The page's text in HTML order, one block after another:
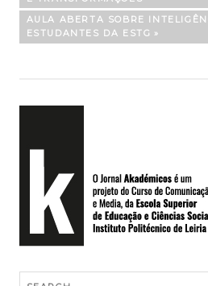
artigos
NEXT
POST:
AULA ABERTA SOBRE
ESTUDANTES DA ESTG